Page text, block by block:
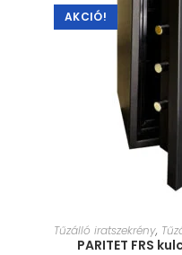
AKCIÓ!
Tűzálló iratszekrény,
PARITET FRS